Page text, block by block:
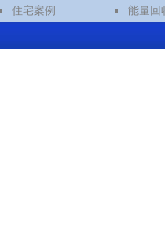
住宅案例
能量回